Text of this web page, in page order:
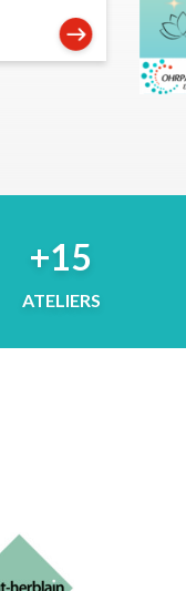
+15
ATELIERS